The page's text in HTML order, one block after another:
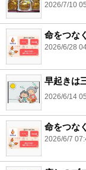
2026/7/10
命をつな
2026/6/28
早起きは
2026/6/14
命をつな
2026/6/7